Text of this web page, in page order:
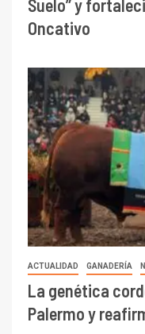
Suelo” y
Oncativo
ACTUALIDAD GANADERÍA
La genética
Palermo y